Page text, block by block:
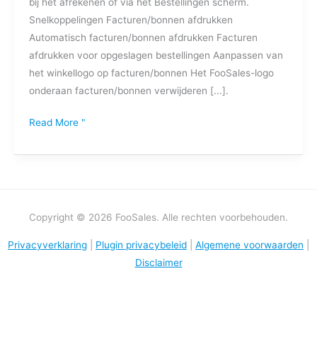
Snelkoppelingen Facturen/bonnen afdrukken
Automatisch facturen/bonnen afdrukken Facturen
afdrukken voor opgeslagen bestellingen Aanpassen van
het winkellogo op facturen/bonnen Het FooSales-logo
onderaan facturen/bonnen verwijderen [...].
Read More "
Copyright © 2026 FooSales. Alle rechten voorbehouden.
Privacyverklaring Plugin privacybeleid Algemene voorwaarden
Disclaimer